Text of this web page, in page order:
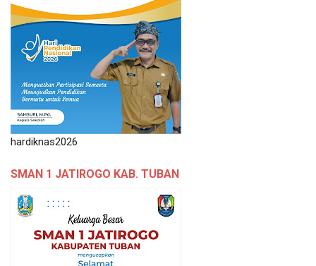
hardiknas2026
SMAN 1 JATIROGO KAB. TUBAN